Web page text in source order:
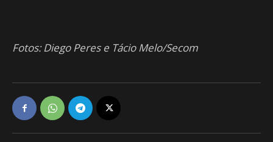
Fotos: Diego Peres e Tácio Melo/Secom